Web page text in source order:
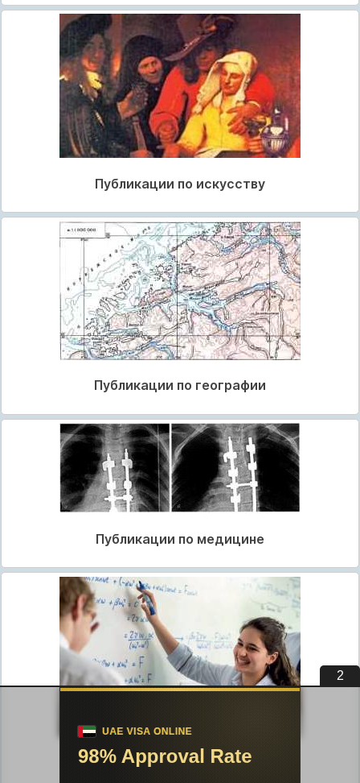
Публикации по искусству
Публикации по географии
Публикации по медицине
Публикации по педагогике
2